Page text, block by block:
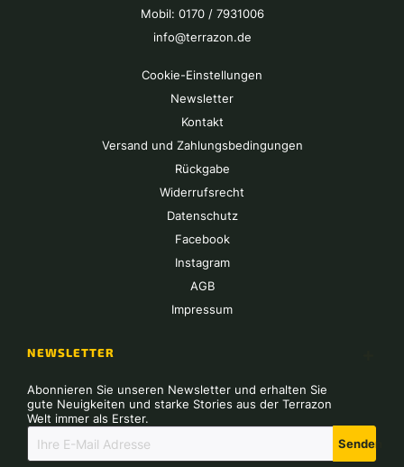
Mobil: 0170 / 7931006
info@terrazon.de
Cookie-Einstellungen
Newsletter
Kontakt
Versand und Zahlungsbedingungen
Rückgabe
Widerrufsrecht
Datenschutz
Facebook
Instagram
AGB
Impressum
NEWSLETTER
Abonnieren Sie unseren Newsletter und erhalten Sie
gute Neuigkeiten und starke Stories aus der Terrazon
Welt immer als Erster.
Senden